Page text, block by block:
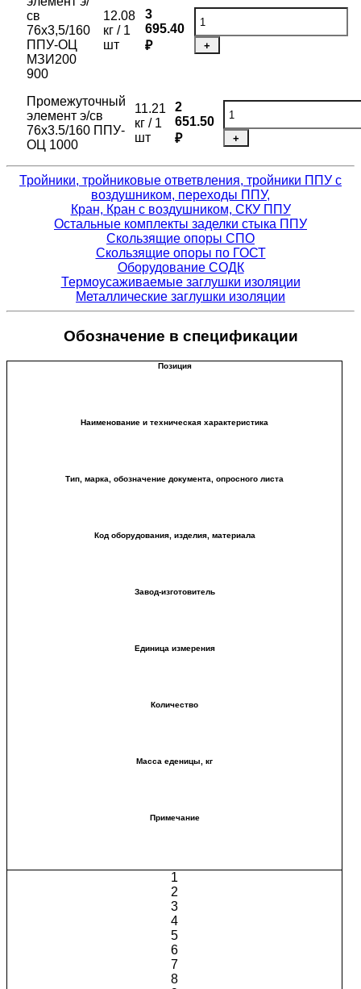
св
76х3,5/160
ППУ-ОЦ
МЗИ200
900
12.08
кг / 1
шт
3
695.40
₽
+
Промежуточный
элемент э/св
76х3.5/160 ППУ-
ОЦ 1000
11.21
кг / 1
шт
2
651.50
₽
+
Тройники, тройниковые ответвления, тройники ППУ с
воздушником, переходы ППУ,
Кран, Кран с воздушником, СКУ ППУ
Остальные комплекты заделки стыка ППУ
Скользящие опоры СПО
Скользящие опоры по ГОСТ
Оборудование СОДК
Термоусаживаемые заглушки изоляции
Металлические заглушки изоляции
Обозначение в спецификации
Позиция
Наименование и техническая характеристика
Тип, марка, обозначение документа, опросного листа
Код оборудования, изделия, материала
Завод-изготовитель
Единица измерения
Количество
Масса еденицы, кг
Примечание
1
2
3
4
5
6
7
8